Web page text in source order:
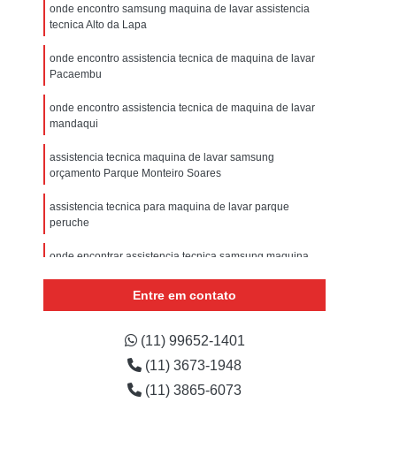
Assistencia Tecnica de Refrigerador
Assistencia Tecnica Electrolux Refrigerador
Assistencia Tecnica Refrigerador com Defeito
com Problema
Assistencia Tecnica Refrigerador Não Liga
Refrigerador Electrolux Assistencia Tecnica
Assistencia Tecnica Maquina Secadora
Roupa
Lavadora e Secadora
Assistencia Tecnica Secadora
Assistencia Tecnica Secadora Samsung
Assistencia Tecnica de Fogão
onde encontro samsung maquina de lavar assistencia
tecnica Alto da Lapa
onde encontro assistencia tecnica de maquina de lavar
Pacaembu
onde encontro assistencia tecnica de maquina de lavar
mandaqui
assistencia tecnica maquina de lavar samsung
orçamento Parque Monteiro Soares
assistencia tecnica para maquina de lavar parque
peruche
onde encontrar assistencia tecnica samsung maquina
onde encontrar assistencia tecnica de maquina de lavar
Entre em contato
(11) 99652-1401
(11) 3673-1948
(11) 3865-6073